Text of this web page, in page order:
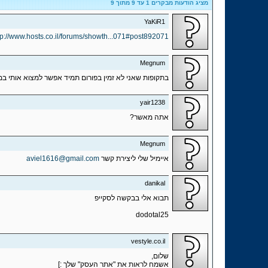
מציג הודעות מבקרים 1 עד 9מתוך 9
YaKiR1
www.hosts.co.il/forums/showth...071#post892071
Megnum
בתקופות שאני לא זמין בפורום תמיד אפשר למצוא אותי
yair1238
אתה מאשר?
Megnum
איימיל שלי ליצירת קשר aviel1616@gmail.com
danikal
תבוא אלי בבקשה לסקייפ
dodotal25
vestyle.co.il
שלום,
אשמח לראות את "אתר העסק" שלך :]